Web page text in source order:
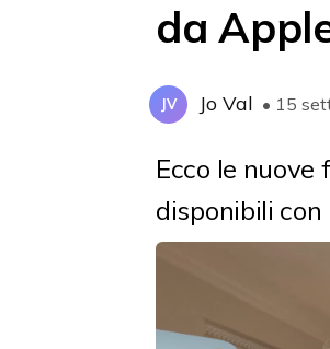
da
JV Jo Val • 15
Ecco le
disponibili con